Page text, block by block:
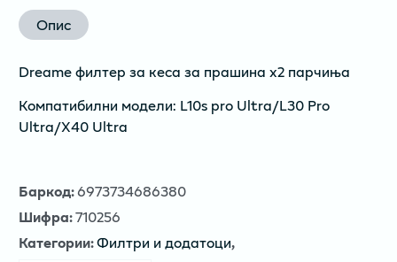
Опис
Dreame филтер за кеса за прашина х2 парчиња
Компатибилни модели: L10s pro Ultra/L30 Pro
Ultra/X40 Ultra
Баркод:6973734686380
Шифра:710256
Категории:Филтри и додатоци,